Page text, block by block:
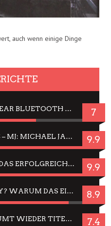
auch wenn einige Dinge
JBL TUNE 720BT: OVER EAR BLUETOOTH KOPFHÖRER UM DIE 50,-€ IM DAUER-TEST 7
WEGEN DES ERFOLGES – MJ: MICHAEL JACKSON MUSICAL IN EINER MATINEE SEHEN 9.9
JELLYFISH HAMBURG: DAS ERFOLGREICHE SOMMER-MENÜ 2025 IN GEFÜHLEN UND BILDERN 9.9
CÉSAR FÜR JIM CARREY? WARUM DAS EINER DER NERVIGSTEN ACTORS IST UND BLEIBT 8.9
JING JING: IN-THAI RÄUMT WIEDER TITEL AB – EIN ZWEI-STUNDEN-ERLEBNISBERICHT 7.4